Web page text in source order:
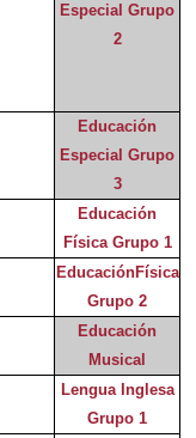
Especial Grupo
2
Educación
Especial Grupo
3
Educación
Física Grupo 1
EducaciónFísica
Grupo 2
Educación
Musical
Lengua Inglesa
Grupo 1